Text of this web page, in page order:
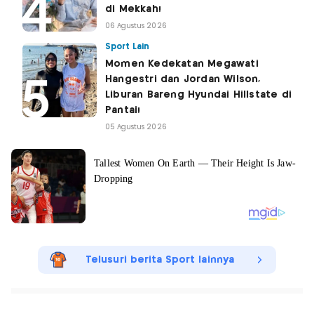
di Mekkah!
06 Agustus 2026
Sport Lain
Momen Kedekatan Megawati
Hangestri dan Jordan Wilson,
Liburan Bareng Hyundai Hillstate di
Pantai!
05 Agustus 2026
Telusuri berita Sport lainnya